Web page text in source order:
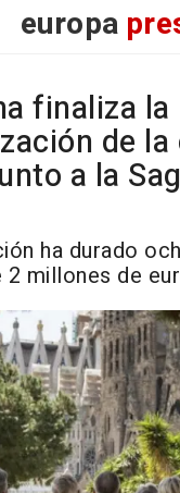
europa
finaliza la
de la
a la
ha durado
2 millones de